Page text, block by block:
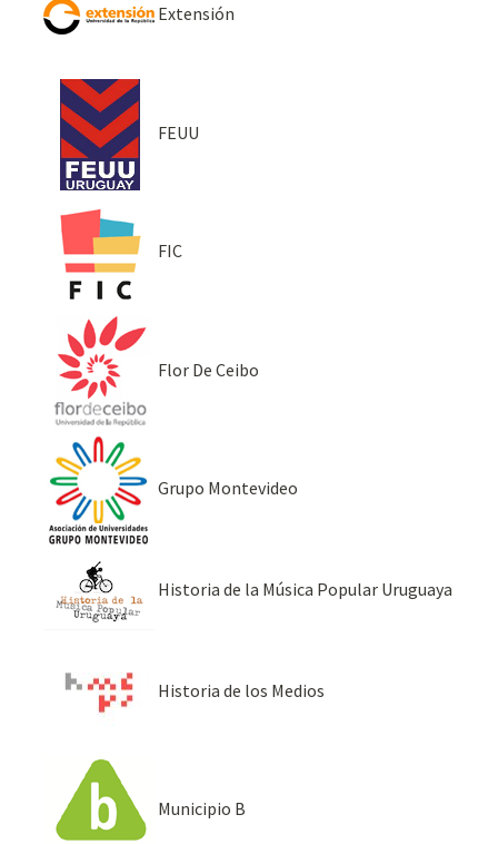
Extensión
FEUU
FIC
Flor De Ceibo
Grupo Montevideo
Historia de la Música Popular Uruguaya
Historia de los Medios
Municipio B